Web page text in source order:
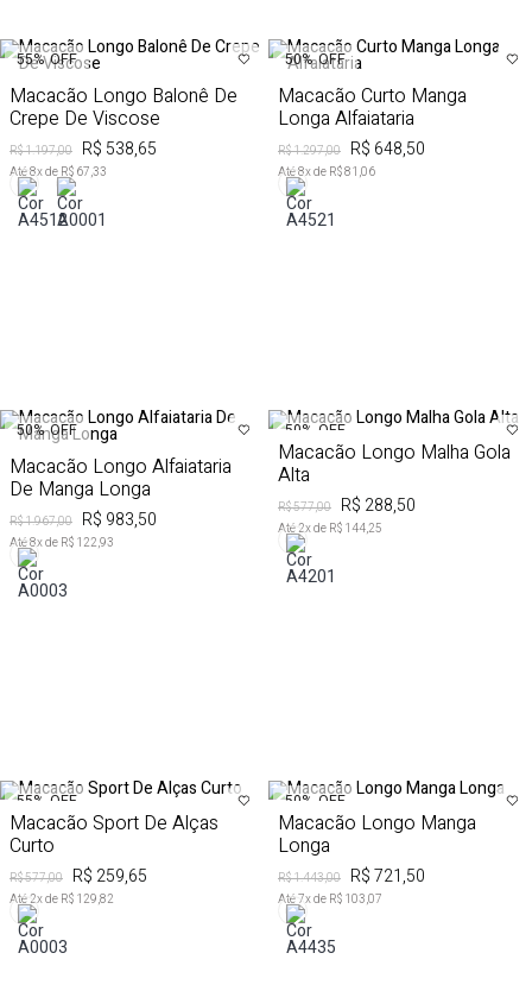
55% OFF
Macacão Longo Balonê De
Crepe De Viscose
R$ 1.197,00 R$ 538,65
Até8x de R$ 67,33
50% OFF
Macacão Curto Manga
Longa Alfaiataria
R$ 1.297,00 R$ 648,50
Até8x de R$ 81,06
50% OFF
Macacão Longo Alfaiataria
De Manga Longa
R$ 1.967,00 R$ 983,50
Até8x de R$ 122,93
50% OFF
Macacão Longo Malha Gola
Alta
R$ 577,00 R$ 288,50
Até 2x de R$ 144,25
55% OFF
Macacão Sport De Alças
Curto
R$ 577,00 R$ 259,65
Até 2x de R$ 129,82
50% OFF
Macacão Longo Manga
Longa
R$ 1.443,00 R$ 721,50
Até7x de R$ 103,07